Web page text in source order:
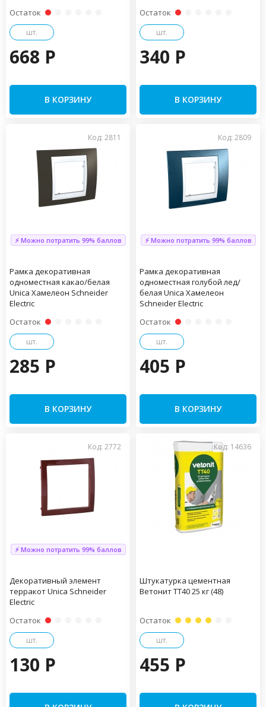
Остаток
шт.
668 P
В КОРЗИНУ
Остаток
шт.
340 P
В КОРЗИНУ
Код: 2811
⚡ Можно потратить 99% баллов
Рамка декоративная
одноместная какао/белая
Unica Хамелеон Schneider
Electric
Остаток
шт.
285 P
В КОРЗИНУ
Код: 2809
⚡ Можно потратить 99% баллов
Рамка декоративная
одноместная голубой лед/
белая Unica Хамелеон
Schneider Electric
Остаток
шт.
405 P
В КОРЗИНУ
Код: 2772
⚡ Можно потратить 99% баллов
Декоративный элемент
терракот Unica Schneider
Electric
Остаток
шт.
130 P
Код: 14636
Штукатурка цементная
Ветонит ТТ40 25 кг (48)
Остаток
шт.
455 P